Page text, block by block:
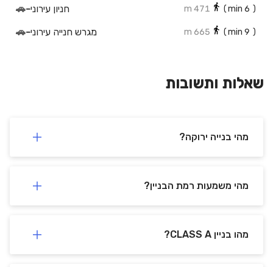
(
6
471 m חניון עירוני-
🚗
(
9
665 m מגרש חנייה עירוני-
🚗
(
9
min)
677 m
שאלות ותשובות
מהי בנייה ירוקה?
מהי משמעות רמת הבניין?
מהו בניין CLASS A?